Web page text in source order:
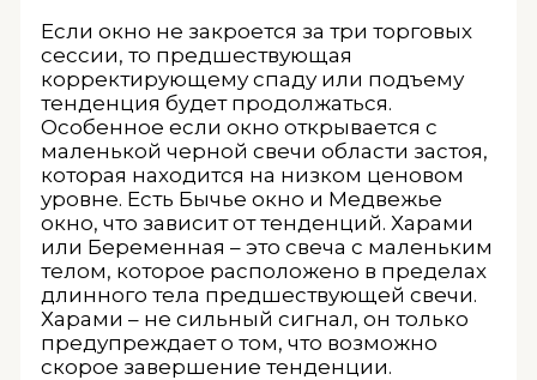
Если окно не закроется за три торговых
сессии, то предшествующая
корректирующему спаду или подъему
тенденция будет продолжаться.
Особенное если окно открывается с
маленькой черной свечи области застоя,
которая находится на низком ценовом
уровне. Есть Бычье окно и Медвежье
окно, что зависит от тенденций. Харами
или Беременная – это свеча с маленьким
телом, которое расположено в пределах
длинного тела предшествующей свечи.
Харами – не сильный сигнал, он только
предупреждает о том, что возможно
скорое завершение тенденции.